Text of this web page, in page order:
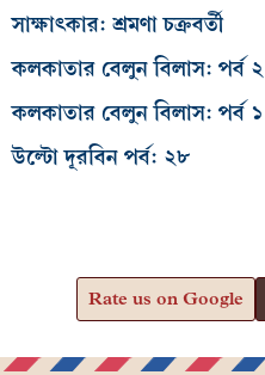
সাক্ষাৎকার: শ্রমণা চক্রবর্তী
কলকাতার বেলুন বিলাস: পর্ব ২
কলকাতার বেলুন বিলাস: পর্ব ১
উল্টো দূরবিন পর্ব: ২৮
Rate us on Google